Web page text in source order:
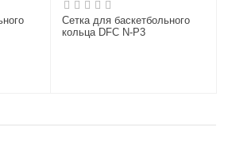
Сетка для баскетбольного
кольца DFC N-P3